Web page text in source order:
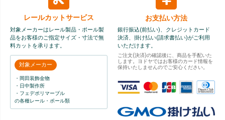
レールカットサービス
対象メーカーはレール製品・ポール製
品をお客様のご指定サイズ・寸法で無
料カットを承ります。
対象メーカー
・岡田装飾金物
・日中製作所
・フェデポリマーブル
の各種レール・ポール類
お支払い方法
銀行振込(前払い)、クレジットカード
決済、掛け払い(請求書払い)がご利用
いただけます。
ご注文(決済)の確認後に、商品を手配いた
します。ヨドヤではお客様のカード情報を
保持いたしませんのでご安心ください。